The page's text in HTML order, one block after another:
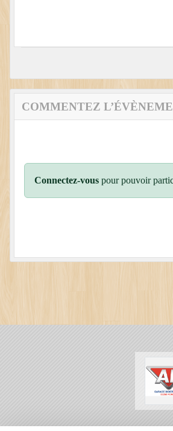
COMMENTEZ
Connectez-vous pour pouvoir